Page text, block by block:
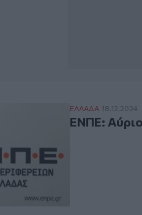
ΕΝΠΕ: Αύριο οι
ΕΛΛAΔΑ 18.12.2024
ΕΝΠΕ: